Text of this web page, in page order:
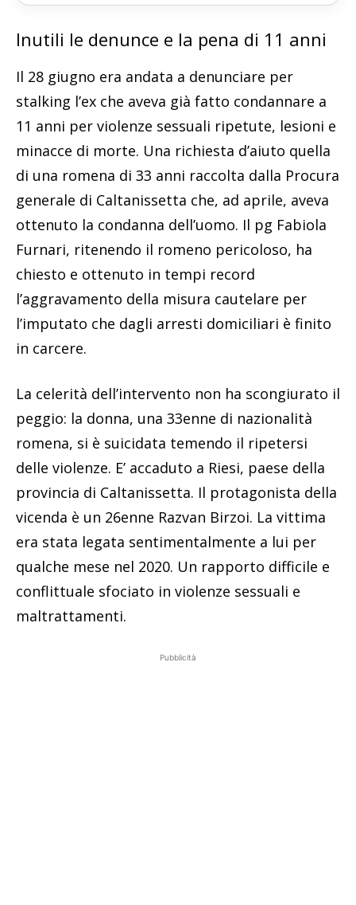
Inutili le denunce e la pena di 11 anni
Il 28 giugno era andata a denunciare per
stalking l’ex che aveva già fatto condannare a
11 anni per violenze sessuali ripetute, lesioni e
minacce di morte. Una richiesta d’aiuto quella
di una romena di 33 anni raccolta dalla Procura
generale di Caltanissetta che, ad aprile, aveva
ottenuto la condanna dell’uomo. Il pg Fabiola
Furnari, ritenendo il romeno pericoloso, ha
chiesto e ottenuto in tempi record
l’aggravamento della misura cautelare per
l’imputato che dagli arresti domiciliari è finito
in carcere.
La celerità dell’intervento non ha scongiurato il
peggio: la donna, una 33enne di nazionalità
romena, si è suicidata temendo il ripetersi
delle violenze. E’ accaduto a Riesi, paese della
provincia di Caltanissetta. Il protagonista della
vicenda è un 26enne Razvan Birzoi. La vittima
era stata legata sentimentalmente a lui per
qualche mese nel 2020. Un rapporto difficile e
conflittuale sfociato in violenze sessuali e
maltrattamenti.
Pubblicità